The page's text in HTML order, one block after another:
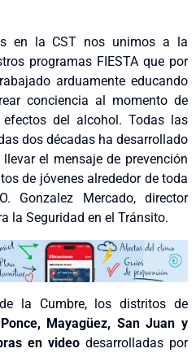
en la CST nos unimos a la
programas FIESTA que por
arduamente educando
conciencia al momento de
del alcohol. Todas las
dos décadas ha desarrollado
el mensaje de prevención
de jóvenes alrededor de toda
Gonzalez Mercado, director
la Seguridad en el Tránsito.
la Cumbre, los distritos de
Mayagüez, San Juan y
en video desarrolladas por